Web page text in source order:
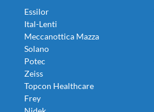
Essilor
Ital-Lenti
Meccanottica Mazza
Solano
Potec
Zeiss
Topcon Healthcare
Frey